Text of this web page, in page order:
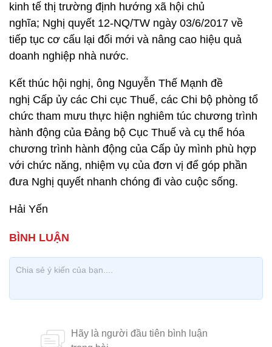
kinh tế thị trường định hướng xã hội chủ
nghĩa; Nghị quyết 12-NQ/TW ngày 03/6/2017 về
tiếp tục cơ cấu lại đổi mới và nâng cao hiệu quả
doanh nghiệp nhà nước.
Kết thúc hội nghị, ông Nguyễn Thế Mạnh đề
nghị Cấp ủy các Chi cục Thuế, các Chi bộ phòng tổ
chức tham mưu thực hiện nghiêm túc chương trình
hành động của Đảng bộ Cục Thuế và cụ thể hóa
chương trình hành động của Cấp ủy mình phù hợp
với chức năng, nhiệm vụ của đơn vị để góp phần
đưa Nghị quyết nhanh chóng đi vào cuộc sống.
Hải Yến